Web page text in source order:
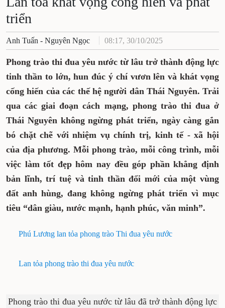
Lan tỏa khát vọng cống
hiến và phát triển
Anh Tuấn - Nguyên Ngọc 08:17, 30/10/2025
Phong trào thi đua yêu nước từ lâu trở
thành động lực tinh thần to lớn, hun đúc ý
chí vươn lên và khát vọng cống hiến của các
thế hệ người dân Thái Nguyên. Trải qua các
giai đoạn cách mạng, phong trào thi đua ở
Thái Nguyên không ngừng phát triển, ngày
càng gắn bó chặt chẽ với nhiệm vụ chính
trị, kinh tế - xã hội của địa phương. Mỗi
phong trào, mỗi công trình, mỗi việc làm tốt
đẹp hôm nay đều góp phần khẳng định bản
vùng đất anh hùng, đang không ngừng
mạnh, hạnh phúc, văn minh”.